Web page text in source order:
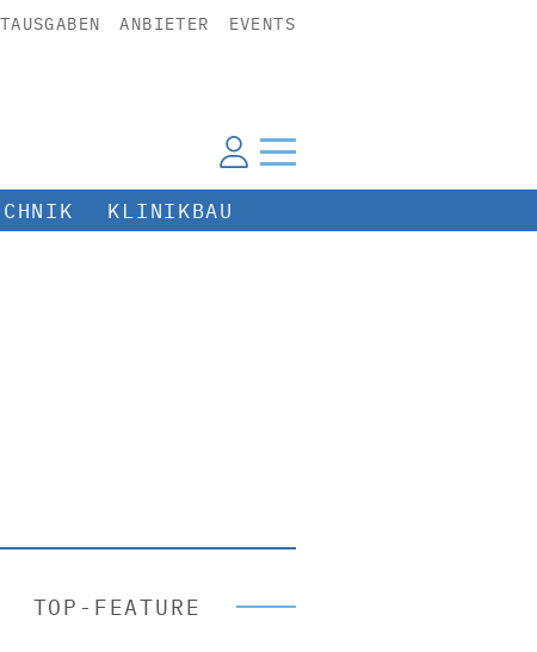
ANBIETER EVENTS
KLINIKBAU
TOP-FEATURE